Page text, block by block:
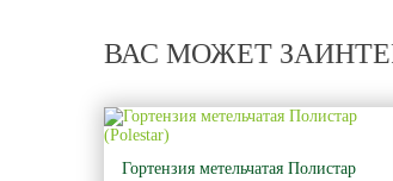
ВАС МОЖЕТ
Гортензия метельчатая Полистар